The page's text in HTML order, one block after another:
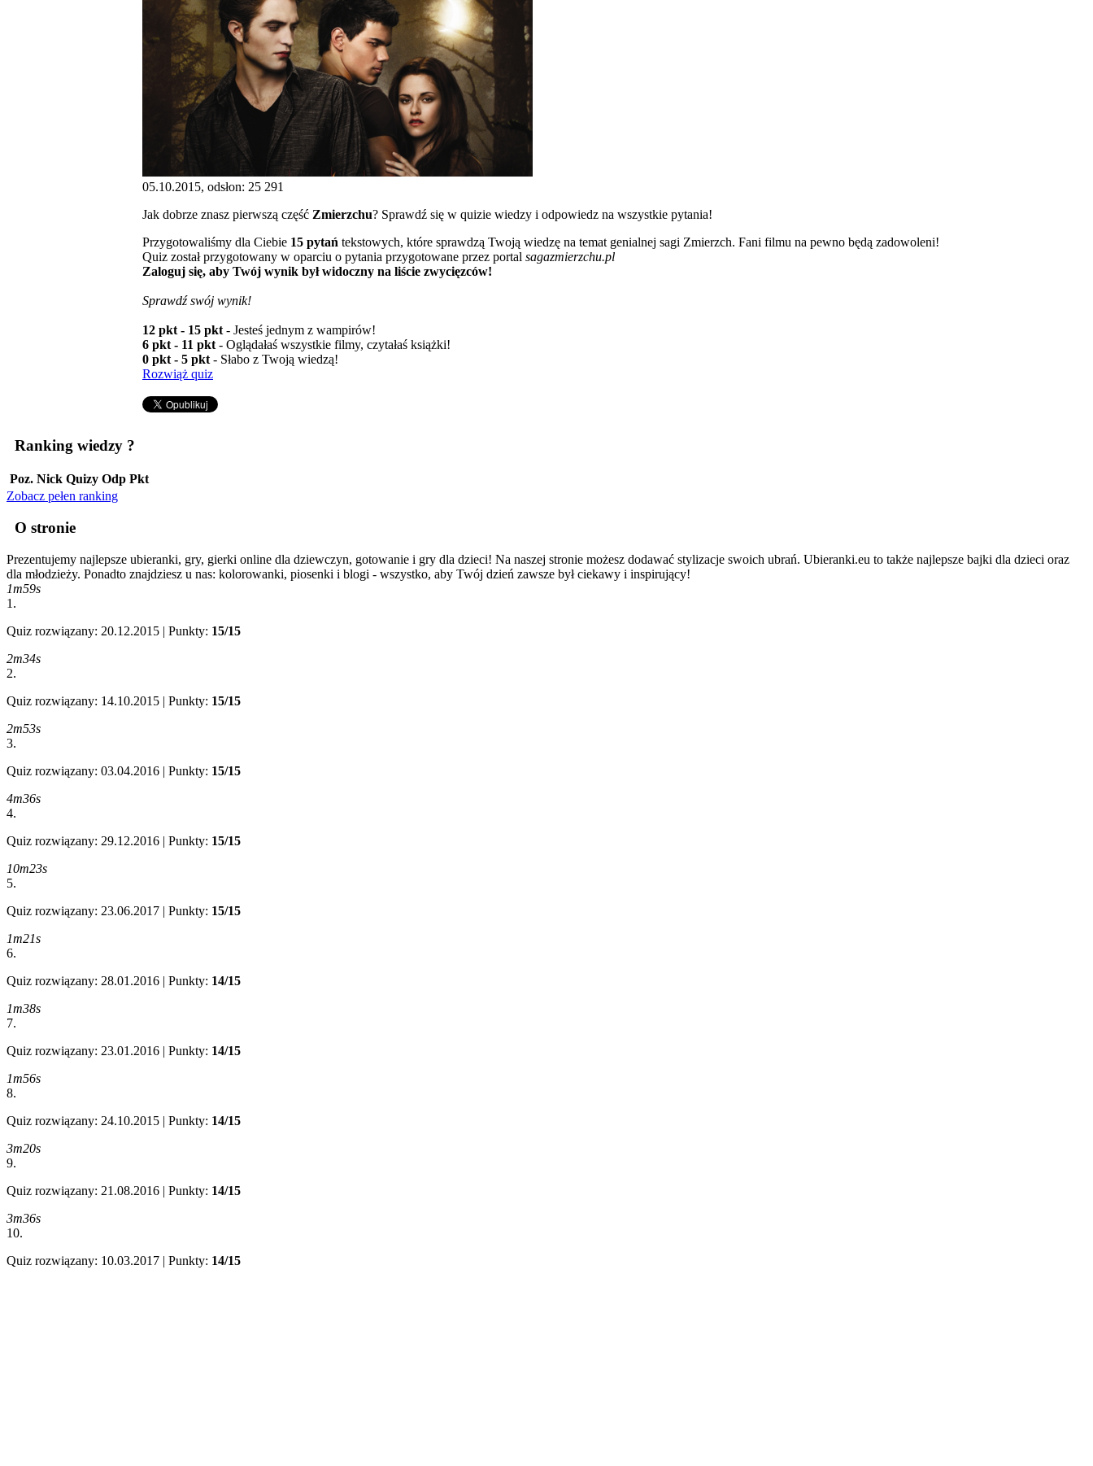
05.10.2015, odsłon: 25 291
Jak dobrze znasz pierwszą część Zmierzchu? Sprawdź się w quizie wiedzy i odpowiedz na wszystkie pytania!
Przygotowaliśmy dla Ciebie 15 pytań tekstowych, które sprawdzą Twoją wiedzę na temat genialnej sagi Zmierzch. Fani filmu na pewno będą zadowoleni!
Quiz został przygotowany w oparciu o pytania przygotowane przez portal sagazmierzchu.pl
Zaloguj się, aby Twój wynik był widoczny na liście zwycięzców!
Sprawdź swój wynik!
12 pkt - 15 pkt - Jesteś jednym z wampirów!
6 pkt - 11 pkt - Oglądałaś wszystkie filmy, czytałaś książki!
0 pkt - 5 pkt - Słabo z Twoją wiedzą!
Rozwiąż quiz
Ranking wiedzy ?
Poz. Nick Quizy Odp Pkt
Zobacz pełen ranking
O stronie
Prezentujemy najlepsze ubieranki, gry, gierki online dla dziewczyn, gotowanie i gry dla dzieci! Na naszej stronie możesz dodawać stylizacje swoich ubrań. Ubieranki.eu to także najlepsze bajki dla dzieci oraz
dla młodzieży. Ponadto znajdziesz u nas: kolorowanki, piosenki i blogi - wszystko, aby Twój dzień zawsze był ciekawy i inspirujący!
1m59s
1.
Quiz rozwiązany: 20.12.2015 | Punkty: 15/15
2m34s
2.
Quiz rozwiązany: 14.10.2015 | Punkty: 15/15
2m53s
3.
Quiz rozwiązany: 03.04.2016 | Punkty: 15/15
4m36s
4.
Quiz rozwiązany: 29.12.2016 | Punkty: 15/15
10m23s
5.
Quiz rozwiązany: 23.06.2017 | Punkty: 15/15
1m21s
6.
Quiz rozwiązany: 28.01.2016 | Punkty: 14/15
1m38s
7.
Quiz rozwiązany: 23.01.2016 | Punkty: 14/15
1m56s
8.
Quiz rozwiązany: 24.10.2015 | Punkty: 14/15
3m20s
9.
Quiz rozwiązany: 21.08.2016 | Punkty: 14/15
3m36s
10.
Quiz rozwiązany: 10.03.2017 | Punkty: 14/15